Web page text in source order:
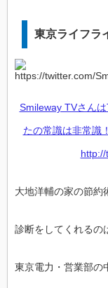
東京ライフラ
Smileway TVさん
たの常識は非常
大地洋輔の家の節約
診断をしてくれるの
東京電力・営業部